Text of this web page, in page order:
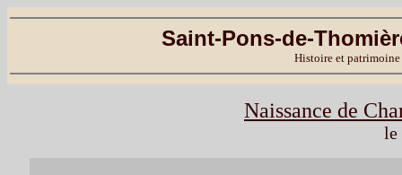
Saint-Pons-de-
Histoire et
Naissance de
le